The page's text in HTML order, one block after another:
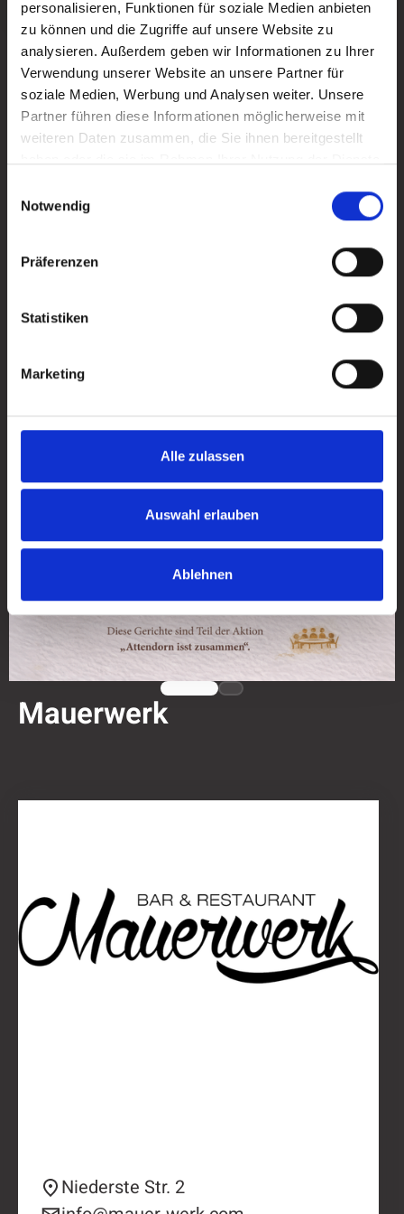
personalisieren, Funktionen für soziale Medien anbieten
zu können und die Zugriffe auf unsere Website zu
analysieren. Außerdem geben wir Informationen zu Ihrer
Verwendung unserer Website an unsere Partner für
soziale Medien, Werbung und Analysen weiter. Unsere
Partner führen diese Informationen möglicherweise mit
weiteren Daten zusammen, die Sie ihnen bereitgestellt
Notwendig
Präferenzen
Statistiken
Marketing
Alle zulassen
Auswahl erlauben
Ablehnen
Mehr erfahren
Mehr erfahren
Mauerwerk
Niederste Str. 2